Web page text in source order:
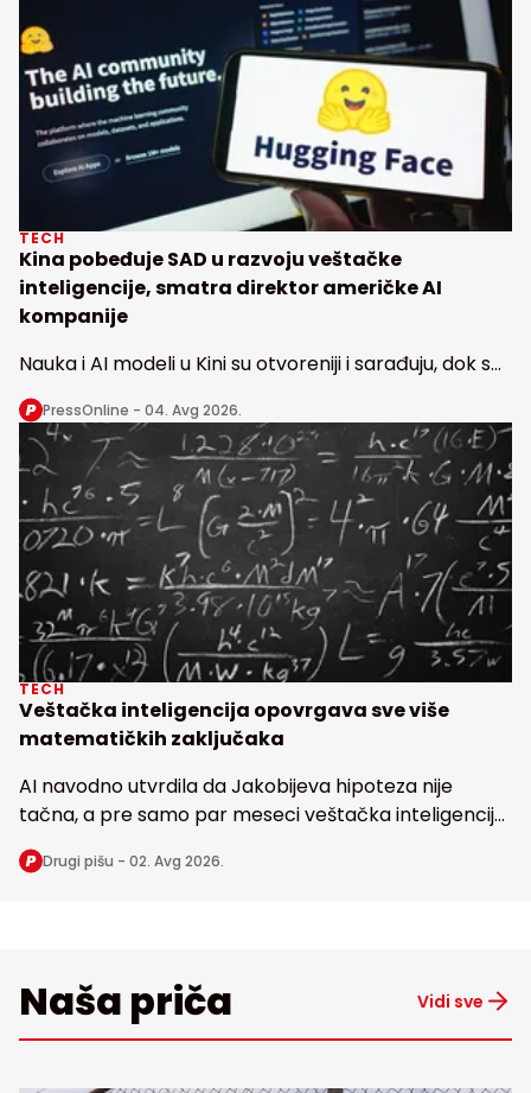
TECH
Kina pobeđuje SAD u razvoju veštačke
inteligencije, smatra direktor američke AI
kompanije
Nauka i AI modeli u Kini su otvoreniji i sarađuju, dok se
u Americi radi u nekoliko izolovanih vodećih
laboratorija, kaže direktor Haging fejsa
PressOnline - 04. Avg 2026.
TECH
Veštačka inteligencija opovrgava sve više
matematičkih zaključaka
AI navodno utvrdila da Jakobijeva hipoteza nije
tačna, a pre samo par meseci veštačka inteligencija
dovela u pitanje i poznatu Erdoševu hipotezu, obe
stare bezmalo 100 godina
Drugi pišu - 02. Avg 2026.
Naša priča Vidi sve